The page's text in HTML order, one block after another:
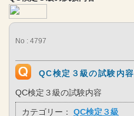
No : 4797
QC検定３級の試験内容
QC検定３級の試験内容
カテゴリー： QC検定３級